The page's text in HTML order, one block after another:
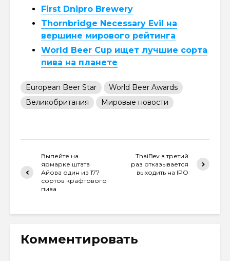
First Dnipro Brewery
Thornbridge Necessary Evil на
вершине мирового рейтинга
World Beer Cup ищет лучшие сорта
пива на планете
European Beer Star
World Beer Awards
Великобритания
Мировые новости
Выпейте на
ярмарке штата
Айова один из 177
сортов крафтового
пива
ThaiBev в третий
раз отказывается
выходить на IPO
Комментировать